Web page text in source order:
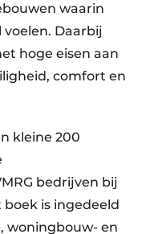
waarin
Daarbij
hoge eisen aan
comfort en
kleine 200
bedrijven bij
is ingedeeld
woningbouw- en